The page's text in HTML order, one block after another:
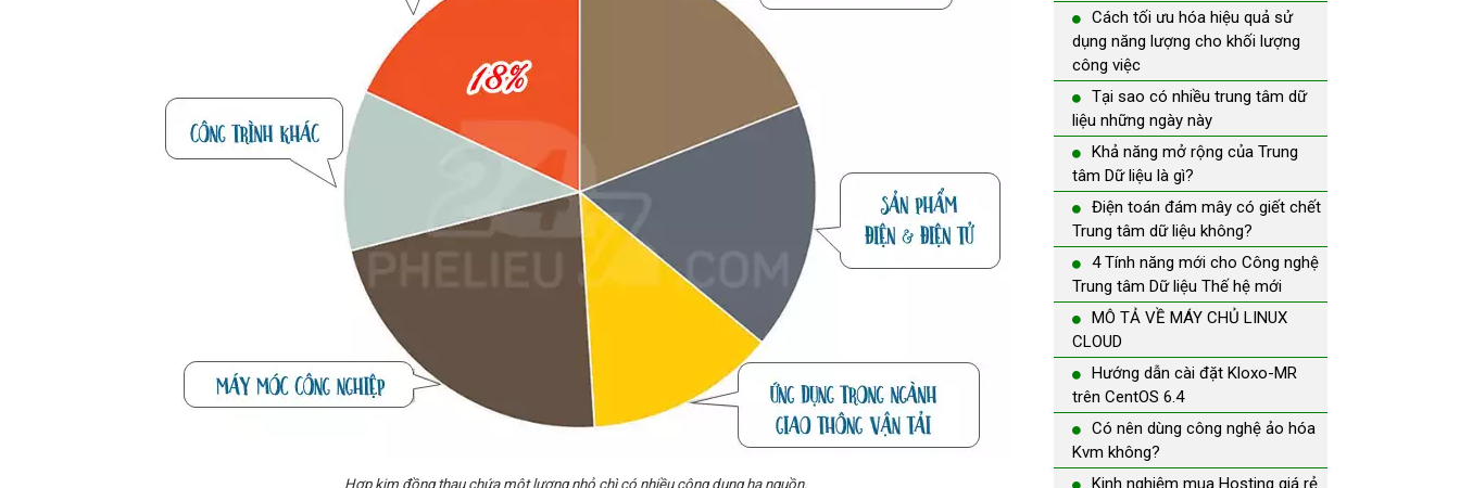
Hợp kim đồng thau chứa một lượng nhỏ chì có nhiều công dụng hạ nguồn.
Cách tối ưu hóa hiệu quả sử
dụng năng lượng cho khối lượng
công việc
Tại sao có nhiều trung tâm dữ
liệu những ngày này
Khả năng mở rộng của Trung
tâm Dữ liệu là gì?
Điện toán đám mây có giết chết
Trung tâm dữ liệu không?
4 Tính năng mới cho Công nghệ
Trung tâm Dữ liệu Thế hệ mới
MÔ TẢ VỀ MÁY CHỦ LINUX
CLOUD
Hướng dẫn cài đặt Kloxo-MR
trên CentOS 6.4
Có nên dùng công nghệ ảo hóa
Kvm không?
Kinh nghiệm mua Hosting giá rẻ